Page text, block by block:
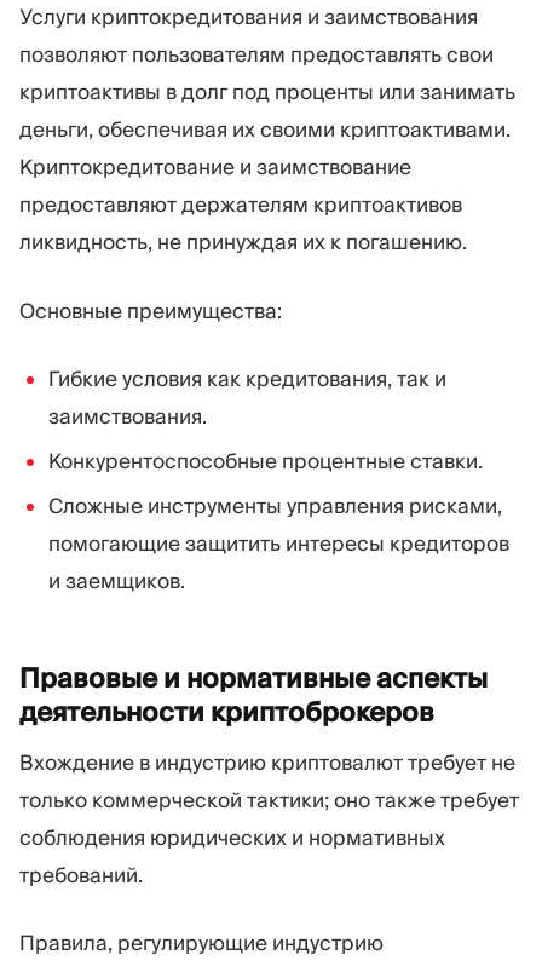
Услуги криптокредитования и заимствования
позволяют пользователям предоставлять свои
криптоактивы в долг под проценты или занимать
деньги, обеспечивая их своими криптоактивами.
Криптокредитование и заимствование
предоставляют держателям криптоактивов
ликвидность, не принуждая их к погашению.
Основные преимущества:
Гибкие условия как кредитования, так и
заимствования.
Конкурентоспособные процентные ставки.
Сложные инструменты управления рисками,
помогающие защитить интересы кредиторов
и заемщиков.
Правовые и нормативные аспекты
деятельности криптоброкеров
Вхождение в индустрию криптовалют требует не
только коммерческой тактики; оно также требует
соблюдения юридических и нормативных
требований.
Правила, регулирующие индустрию